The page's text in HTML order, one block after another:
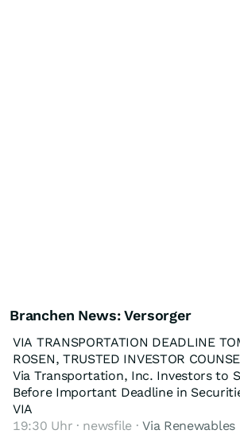
Branchen News: Versorger
VIA TRANSPORTATION DEADLINE
ROSEN, TRUSTED INVESTOR
Via Transportation, Inc. Investors to
Before Important Deadline in
VIA
19:30 Uhr · newsfile ·Via